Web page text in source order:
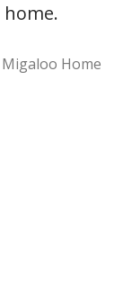
home.
Migaloo Home